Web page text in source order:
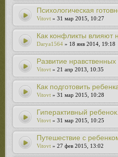
Психологическая
Vitovt » 31 мар 2015, 10:27
Как конфликты влияют
Darya1564 » 18 янв 2014, 19:18
Развитие нравственных
Vitovt » 21 апр 2013, 10:35
Как подготовить
Vitovt » 31 мар 2015, 10:28
Гиперактивный
Vitovt » 31 мар 2015, 10:25
Путешествие с
Vitovt » 27 фев 2015, 13:02